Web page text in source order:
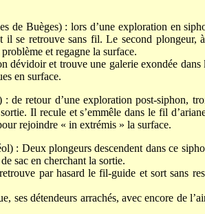
de Buèges) : lors d’une exploration en
il se retrouve sans fil. Le second
et regagne la surface.
dévidoir et trouve une galerie exondée
en surface.
: de retour d’une exploration post-siphon,
Il recule et s’emmêle dans le fil
rejoindre « in extrémis » la surface.
: Deux plongeurs descendent dans ce
sac en cherchant la sortie.
par hasard le fil-guide et sort sans
ses détendeurs arrachés, avec encore de